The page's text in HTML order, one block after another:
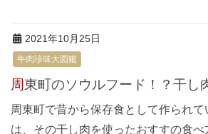
2021年10月25日
牛肉珍味大図鑑
周東町のソウルフード！？干し
周東町で昔から保存食として作られて
は、その干し肉を使ったおすすの食